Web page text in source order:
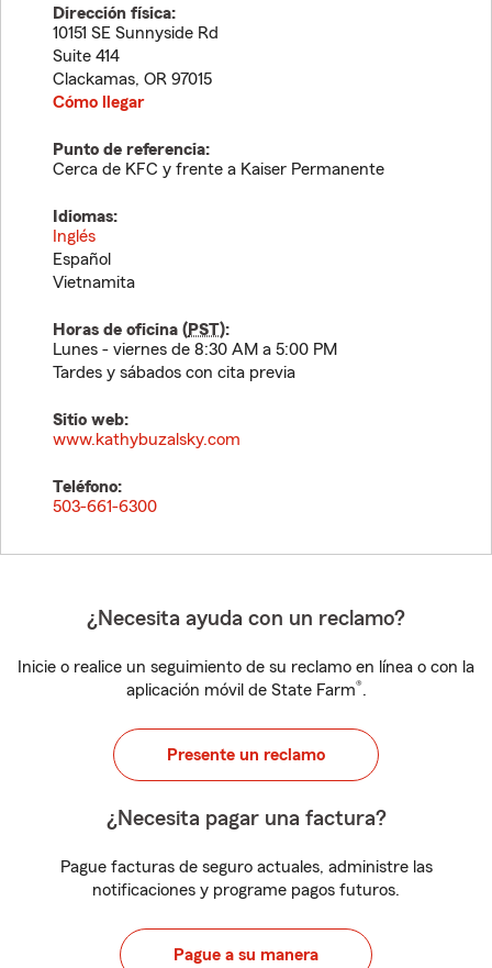
Dirección física:
10151 SE Sunnyside Rd
Suite 414
Clackamas, OR 97015
Cómo llegar
Punto de referencia:
Cerca de KFC y frente a Kaiser Permanente
Idiomas:
Inglés
Español
Vietnamita
Horas de oficina (PST):
Lunes - viernes de 8:30 AM a 5:00 PM
Tardes y sábados con cita previa
Sitio web:
www.kathybuzalsky.com
Teléfono:
503-661-6300
¿Necesita ayuda con un reclamo?
Inicie o realice un seguimiento de su reclamo en línea o con la
aplicación móvil de State Farm®.
Presente un reclamo
¿Necesita pagar una factura?
Pague facturas de seguro actuales, administre las
notificaciones y programe pagos futuros.
Pague a su manera